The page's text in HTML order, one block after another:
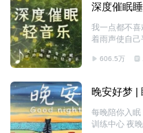
深度催眠
我一点都不
着雨声使自
都不忘记。
606.5万
晚安好梦 |
每晚陪你入眠，晚安
训练中心 夜晚